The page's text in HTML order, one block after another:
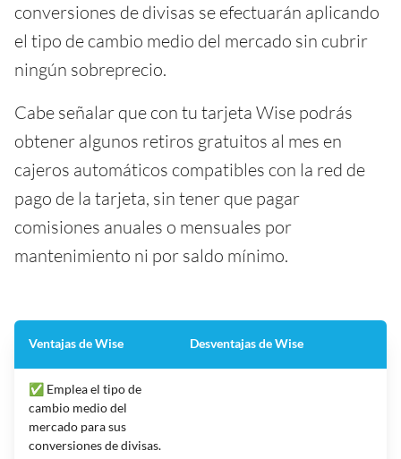
conversiones de divisas se efectuarán aplicando
el tipo de cambio medio del mercado sin cubrir
ningún sobreprecio.
Cabe señalar que con tu tarjeta Wise podrás
obtener algunos retiros gratuitos al mes en
cajeros automáticos compatibles con la red de
pago de la tarjeta, sin tener que pagar
comisiones anuales o mensuales por
mantenimiento ni por saldo mínimo.
Ventajas de Wise Desventajas de Wise
✅ Emplea el tipo de
cambio medio del
mercado para sus
conversiones de divisas.